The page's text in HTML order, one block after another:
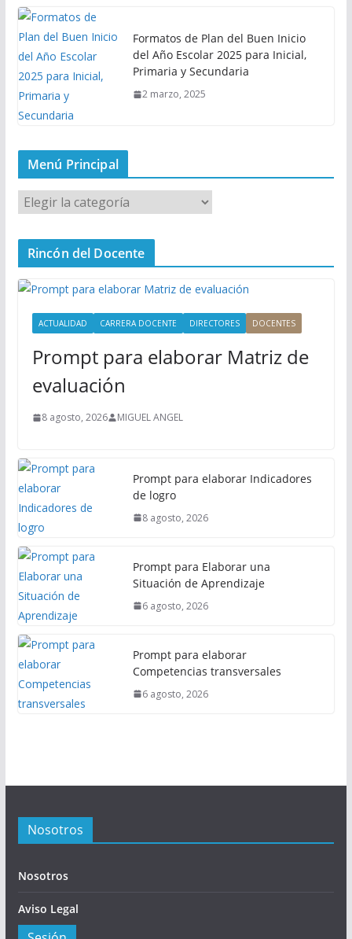
Formatos de Plan del Buen Inicio
del Año Escolar 2025 para Inicial,
Primaria y Secundaria
2 marzo, 2025
Menú Principal
M
e
n
P
Rincón del Docente
ACTUALIDAD CARRERA DOCENTE DIRECTORES DOCENTES
Prompt para elaborar Matriz de
evaluación
8 agosto, 2026 MIGUEL ANGEL
Prompt para elaborar Indicadores
de logro
8 agosto, 2026
Prompt para Elaborar una
Situación de Aprendizaje
6 agosto, 2026
Prompt para elaborar
Competencias transversales
6 agosto, 2026
Nosotros
Nosotros
Aviso Legal